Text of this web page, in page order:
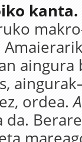
kanta.
aingura
ordea.